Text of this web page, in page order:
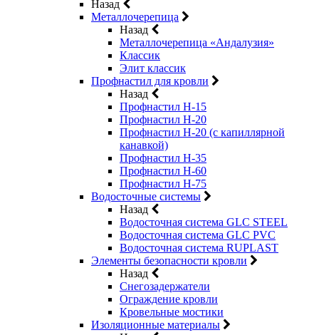
Назад
Металлочерепица
Назад
Металлочерепица «Андалузия»
Классик
Элит классик
Профнастил для кровли
Назад
Профнастил Н-15
Профнастил Н-20
Профнастил Н-20 (с капиллярной
канавкой)
Профнастил Н-35
Профнастил Н-60
Профнастил Н-75
Водосточные системы
Назад
Водосточная система GLC STEEL
Водосточная система GLC PVC
Водосточная система RUPLAST
Элементы безопасности кровли
Назад
Снегозадержатели
Ограждение кровли
Кровельные мостики
Изоляционные материалы